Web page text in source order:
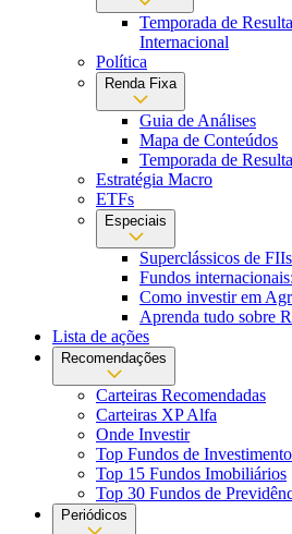
Temporada de
Internacional
Política
Renda Fixa
Guia de Análises
Mapa de Conteúdos
Temporada de
Estratégia Macro
ETFs
Especiais
Superclássicos de FIIs
Fundos
Como investir em
Aprenda tudo sobre
Lista de ações
Recomendações
Carteiras Recomendadas
Carteiras XP Alfa
Onde Investir
Top Fundos de Investimento
Top 15 Fundos Imobiliários
Top 30 Fundos de
Periódicos